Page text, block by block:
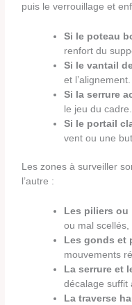
puis le verrouillage et
Si le poteau
renfort du
Si le vantail
et l’alignement.
Si la serrure
le jeu du cadre.
Si le portail
vent ou une
Les zones à surveiller
l’autre :
Les piliers ou
ou mal
Les gonds et
mouvements
La serrure et
décalage suffit
La traverse